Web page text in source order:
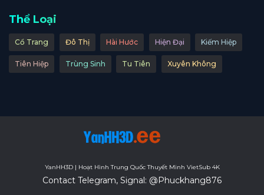
Thể Loại
Cổ Trang Đô Thị Hài Hước Hiện Đại Kiếm Hiệp
Tiên Hiệp Trùng Sinh Tu Tiên Xuyên Không
YanHH3D | Hoạt Hình Trung Quốc Thuyết Minh VietSub 4K
Contact Telegram, Signal: @Phuckhang876